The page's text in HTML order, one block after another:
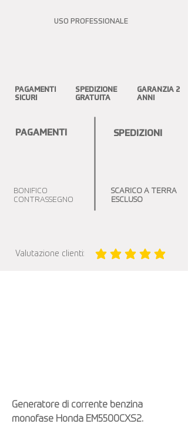
USO PROFESSIONALE
PAGAMENTI
SICURI
SPEDIZIONE
GRATUITA
GARANZIA 2
ANNI
PAGAMENTI SPEDIZIONI
BONIFICO
CONTRASSEGNO
SCARICO A TERRA
ESCLUSO
Valutazione clienti: la valutazione media è 5 su
Generatore di corrente benzina
monofase Honda EM5500CXS2.